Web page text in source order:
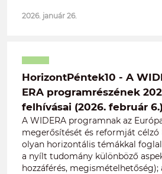
2026. január 26.
HorizontPéntek10 - A
ERA programrészének
felhívásai (2026. február 6.)
A WIDERA programnak az
megerősítését és reformját célzó
olyan horizontális témákkal
a nyílt tudomány különböző
hozzáférés, megismételhetőség);